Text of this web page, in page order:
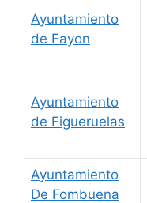
Ayuntamiento
de Fayon
Ayuntamiento
de Figueruelas
Ayuntamiento
De Fombuena